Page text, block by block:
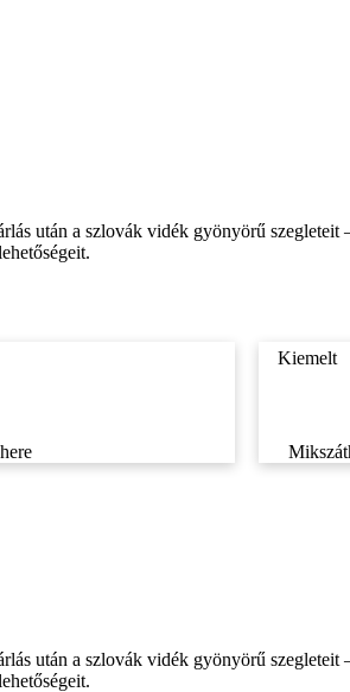
után a szlovák vidék gyönyörű
Kiemelt
után a szlovák vidék gyönyörű